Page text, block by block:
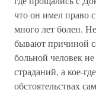
что он имел право
много лет болен.
бывают причиной
больной человек
страданий, а кое-
обстоятельствах